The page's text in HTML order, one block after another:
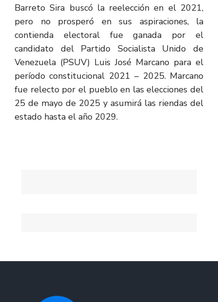
Barreto Sira buscó la reelección en el 2021,
pero no prosperó en sus aspiraciones, la
contienda electoral fue ganada por el
candidato del Partido Socialista Unido de
Venezuela (PSUV) Luis José Marcano para el
período constitucional 2021 – 2025. Marcano
fue relecto por el pueblo en las elecciones del
25 de mayo de 2025 y asumirá las riendas del
estado hasta el año 2029.